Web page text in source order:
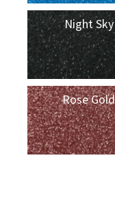
Night Sky
Rose Gold